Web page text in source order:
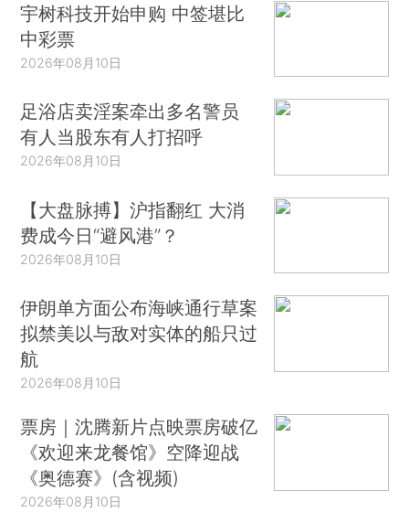
宇树科技开始申购 中签堪比
中彩票
2026年08月10日
足浴店卖淫案牵出多名警员
有人当股东有人打招呼
2026年08月10日
【大盘脉搏】沪指翻红 大消
费成今日“避风港”？
2026年08月10日
伊朗单方面公布海峡通行草案
拟禁美以与敌对实体的船只过
航
2026年08月10日
票房｜沈腾新片点映票房破亿
《欢迎来龙餐馆》空降迎战
《奥德赛》(含视频)
2026年08月10日